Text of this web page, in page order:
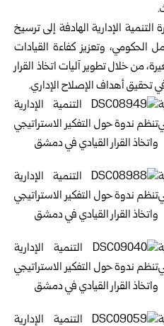
الإدارية الهادفة إلى ترسيخ
الحكومي، وتعزيز كفاءة القيادات
من خلال تطوير آليات اتخاذ القرار
تحقيق أهداف الإصلاح الإداري.